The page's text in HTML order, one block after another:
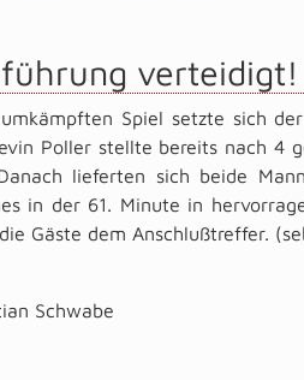
verteidigt!
Spiel setzte sich
Poller stellte bereits nach 4
lieferten sich beide
in der 61. Minute in
Gäste dem Anschlußtreffer.
Schwabe